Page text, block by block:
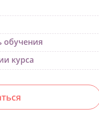
обучения
курса